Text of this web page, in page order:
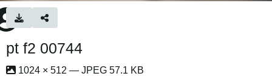
pt f2 00744
1024 × 512 — JPEG 57.1 KB